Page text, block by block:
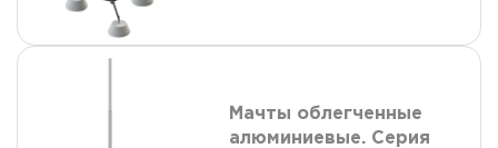
Мачты облегченные
алюминиевые. Серия